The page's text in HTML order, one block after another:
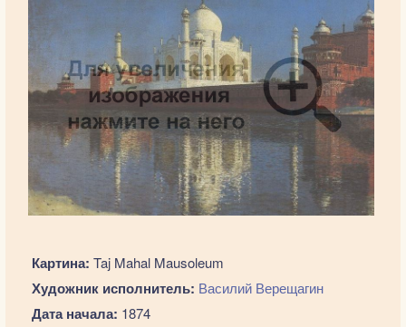
Картина: Taj Mahal Mausoleum
Художник исполнитель: Василий Верещагин
Дата начала: 1874